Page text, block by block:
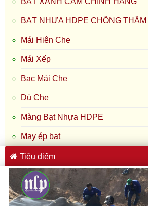
BẠT NHỰA HDPE CHỐNG THẤM
Mái Hiên Che
Mái Xếp
Bạc Mái Che
Dù Che
Màng Bạt Nhựa HDPE
May ép bạt
Tiêu điểm